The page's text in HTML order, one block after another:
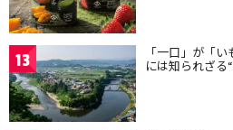
13 「一口」が「
には知られざる